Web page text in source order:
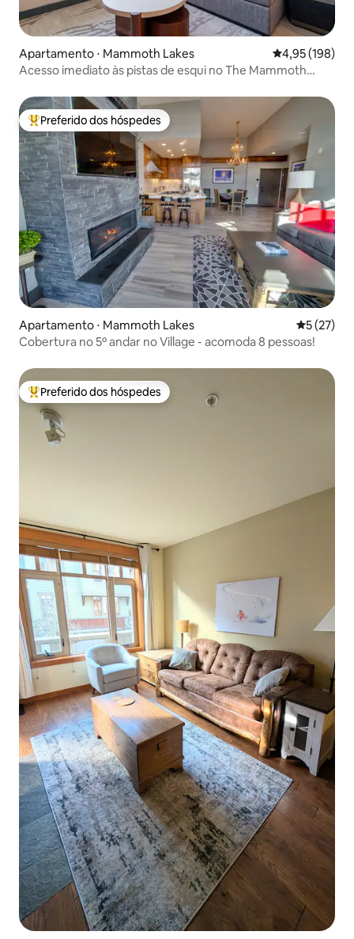
Apartamento ⋅ Mammoth Lakes 4,95 de uma
4,95 (198)
Acesso imediato às pistas de esqui no The Mammoth
Entre os melhores preferidos dos hóspedes
Preferido dos hóspedes
Apartamento ⋅ Mammoth Lakes 5 de uma
5 (27)
Cobertura no 5º andar no Village - acomoda 8 pessoas!
Entre os melhores preferidos dos hóspedes
Preferido dos hóspedes